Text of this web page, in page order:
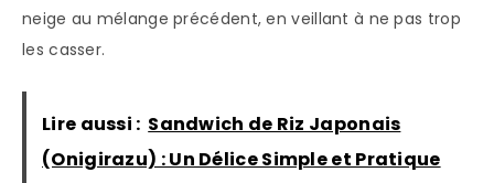
neige au mélange précédent, en veillant à ne pas trop
les casser.
Lire aussi : Sandwich de Riz Japonais
(Onigirazu) : Un Délice Simple et Pratique